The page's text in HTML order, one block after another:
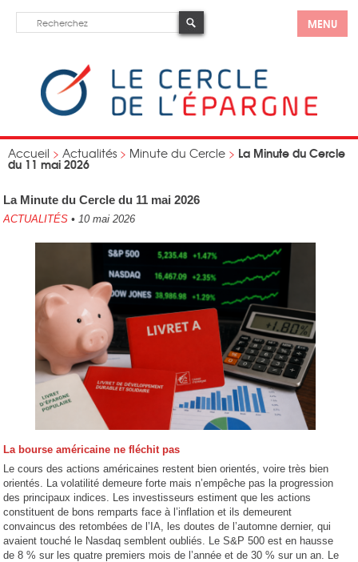
MENU
Accueil > Actualités > Minute du Cercle > La Minute du Cercle
du 11 mai 2026
La Minute du Cercle du 11 mai 2026
ACTUALITÉS • 10 mai 2026
La bourse américaine ne fléchit pas
Le cours des actions américaines restent bien orientés, voire très bien
orientés. La volatilité demeure forte mais n’empêche pas la progression
des principaux indices. Les investisseurs estiment que les actions
constituent de bons remparts face à l’inflation et ils demeurent
convaincus des retombées de l’IA, les doutes de l’automne dernier, qui
avaient touché le Nasdaq semblent oubliés. Le S&P 500 est en hausse
de 8 % sur les quatre premiers mois de l’année et de 30 % sur un an. Le